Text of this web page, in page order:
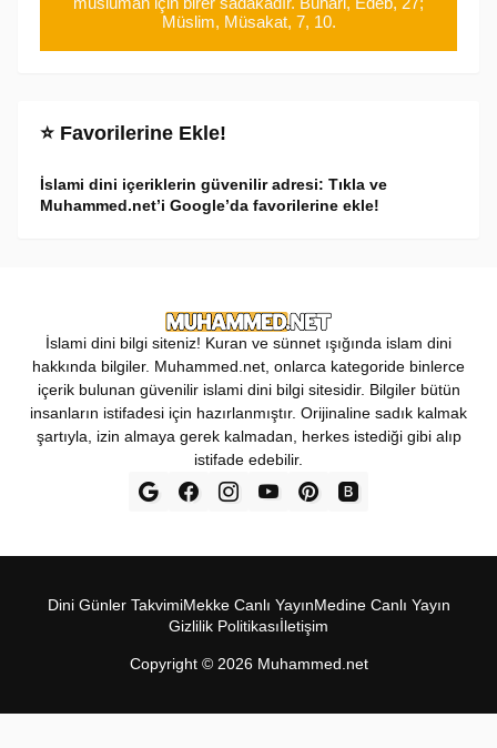
Müslim, Müsakat, 7, 10.
⭐ Favorilerine Ekle!
İslami dini içeriklerin güvenilir adresi: Tıkla ve
Muhammed.net’i Google’da favorilerine ekle!
İslami dini bilgi siteniz! Kuran ve sünnet ışığında islam dini
hakkında bilgiler. Muhammed.net, onlarca kategoride binlerce
içerik bulunan güvenilir islami dini bilgi sitesidir. Bilgiler bütün
insanların istifadesi için hazırlanmıştır. Orijinaline sadık kalmak
şartıyla, izin almaya gerek kalmadan, herkes istediği gibi alıp
istifade edebilir.
Copyright © 2026 Muhammed.net
Dini Günler TakvimiMekke Canl‎ı Yay‎ınMedine Canl‎ı Yayı‎n
Gizlilik Politikas‎ıİletişim